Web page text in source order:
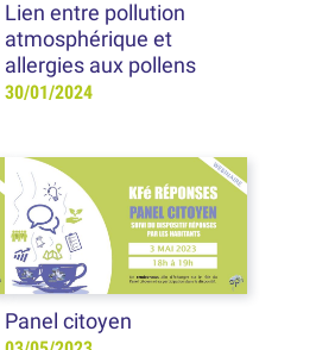
Lien entre pollution
atmosphérique et
allergies aux pollens
30/01/2024
Panel citoyen